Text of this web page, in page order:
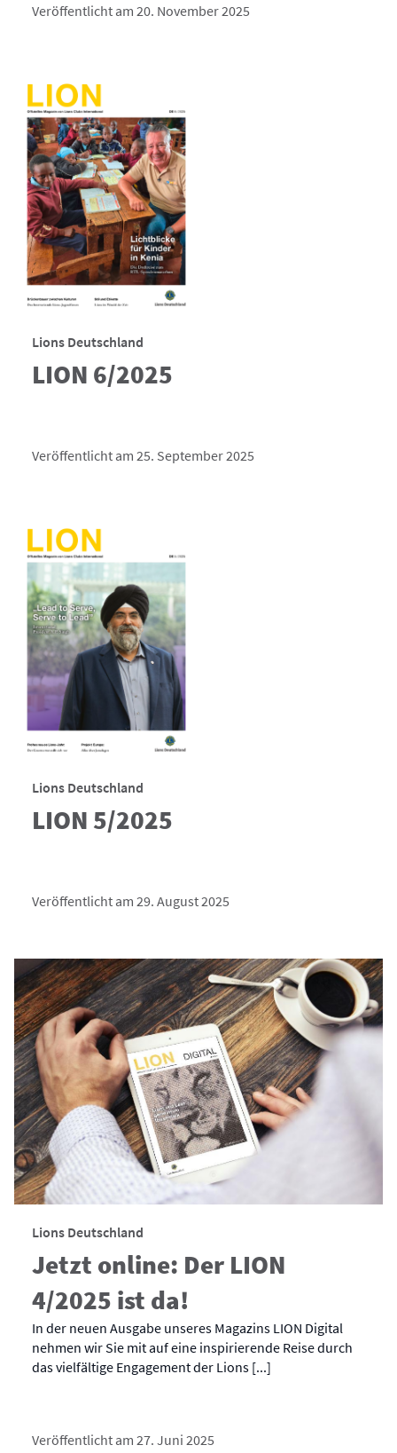
Veröffentlicht am 20. November 2025
Lions Deutschland
LION 6/2025
Veröffentlicht am 25. September 2025
Lions Deutschland
LION 5/2025
Veröffentlicht am 29. August 2025
Lions Deutschland
Jetzt online: Der LION
4/2025 ist da!
In der neuen Ausgabe unseres Magazins LION Digital
nehmen wir Sie mit auf eine inspirierende Reise durch
das vielfältige Engagement der Lions [...]
Veröffentlicht am 27. Juni 2025